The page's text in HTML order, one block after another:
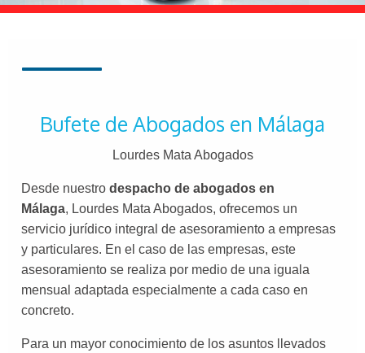
Bufete de Abogados en Málaga
Lourdes Mata Abogados
Desde nuestro despacho de abogados en
Málaga, Lourdes Mata Abogados, ofrecemos un
servicio jurídico integral de asesoramiento a empresas
y particulares. En el caso de las empresas, este
asesoramiento se realiza por medio de una iguala
mensual adaptada especialmente a cada caso en
concreto.
Para un mayor conocimiento de los asuntos llevados